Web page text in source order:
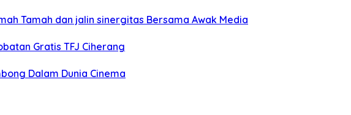
Tamah dan jalin sinergitas Bersama Awak Media
Gratis TFJ Ciherang
Dalam Dunia Cinema